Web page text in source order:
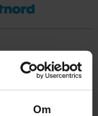
Om